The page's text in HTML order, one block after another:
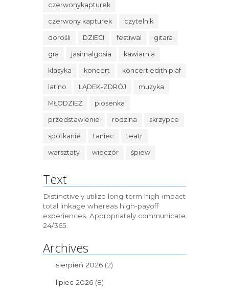
czerwonykapturek
czerwony kapturek czytelnik
dorośli DZIECI festiwal gitara
gra jasimalgosia kawiarnia
klasyka koncert koncert edith piaf
latino LĄDEK-ZDRÓJ muzyka
MŁODZIEŻ piosenka
przedstawienie rodzina skrzypce
spotkanie taniec teatr
warsztaty wieczór śpiew
Text
Distinctively utilize long-term high-impact
total linkage whereas high-payoff
experiences. Appropriately communicate
24/365.
Archives
sierpień 2026 (2)
lipiec 2026 (8)